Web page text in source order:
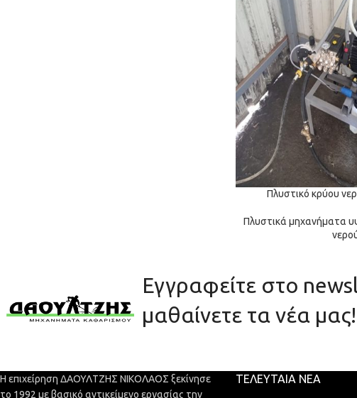
Πλυστικό κρύου
Πλυστικά μηχανήματα
Εγγραφείτε στο
μαθαίνετε τα νέα μας!
Η επιχείρηση ΔΑΟΥΛΤΖΗΣ ΝΙΚΟΛΑΟΣ ξεκίνησε
το 1992 με βασικό αντικείμενο εργασίας την
ΤΕΛΕΥΤΑΊΑ ΝΈΑ